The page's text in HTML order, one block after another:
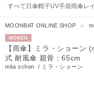
すべて 日傘帽子UV手袋雨傘レ
MOONBAT ONLINE SHOP ＞
WOMEN
【雨傘】ミラ・ショーン
式 耐風傘 親骨：65cm
mila schon / ミラ・ショーン